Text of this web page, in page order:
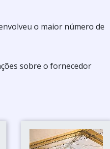
o maior número de
sobre o fornecedor